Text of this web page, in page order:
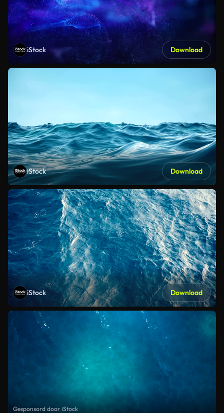
iStock Download
iStock Download
iStock Download
Gesponsord door iStock